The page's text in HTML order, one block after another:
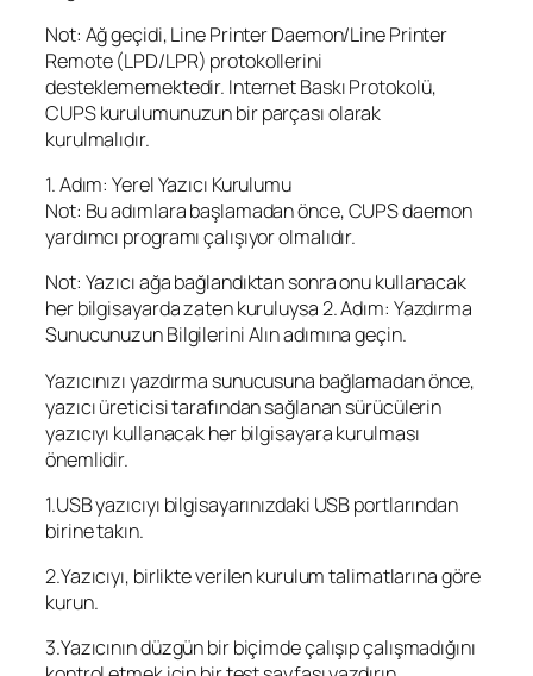
Not: Ağ geçidi, Line Printer Daemon/Line Printer
Remote (LPD/LPR) protokollerini
desteklememektedir. Internet Baskı Protokolü,
CUPS kurulumunuzun bir parçası olarak
kurulmalıdır.
1. Adım: Yerel Yazıcı Kurulumu
Not: Bu adımlara başlamadan önce, CUPS daemon
yardımcı programı çalışıyor olmalıdır.
Not: Yazıcı ağa bağlandıktan sonra onu kullanacak
her bilgisayarda zaten kuruluysa 2. Adım: Yazdırma
Sunucunuzun Bilgilerini Alın adımına geçin.
Yazıcınızı yazdırma sunucusuna bağlamadan önce,
yazıcı üreticisi tarafından sağlanan sürücülerin
yazıcıyı kullanacak her bilgisayara kurulması
önemlidir.
1.USB yazıcıyı bilgisayarınızdaki USB portlarından
birine takın.
2.Yazıcıyı, birlikte verilen kurulum talimatlarına göre
kurun.
3.Yazıcının düzgün bir biçimde çalışıp çalışmadığını